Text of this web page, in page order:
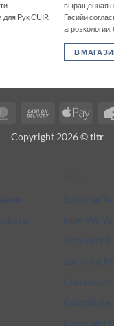
Рук CUIR
выращенная
Гасийи
В
MasterCardCash
Delivery
Apple
Copyright 2026 ©titr
Editorial
How We
Accuracy
Sourcing
Corrections
Contribute
Copyright